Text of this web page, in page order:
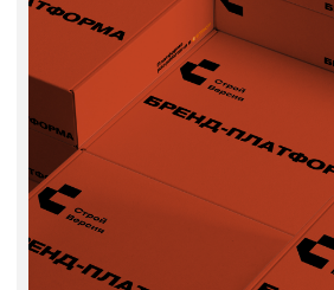
Основа для всех маркетинговых
материалов
Платформа — это ядро, из которого
Последовательность в коммуникации
Один и тот же тон, стиль и аргументы
во всех точках: сайт, менеджеры, тендеры,
соцсети. Это укрепляет доверие —
особенно в строительстве, где репутация
Когда вы точно знаете, кто ваш клиент и как
с ним говорить, коммерческие предложения
становятся убедительнее. Клиенты быстрее
принимают решение, меньше сомнений.